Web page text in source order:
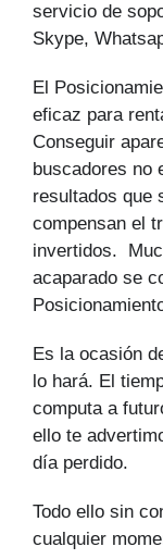
servicio de
Skype,
El
eficaz para
Conseguir
buscadores no
resultados que
compensan el
invertidos.
acaparado se
Es la ocasión
lo hará. El
computa a
ello te
día perdido.
Todo ello sin
cualquier